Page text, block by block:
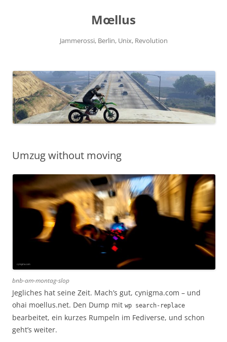
Mœllus
Jammerossi, Berlin, Unix, Revolution
Umzug without moving
bnb-am-montag-slop
Jegliches hat seine Zeit. Mach’s gut, cynigma.com – und
ohai moellus.net. Den Dump mit wp search-replace
bearbeitet, ein kurzes Rumpeln im Fediverse, und schon
geht’s weiter.